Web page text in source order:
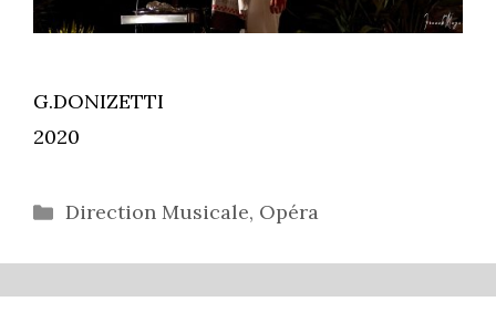
G.DONIZETTI
2020
Catégories
Direction Musicale, Opéra